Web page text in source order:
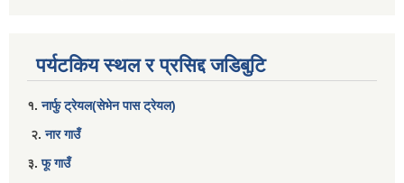
पर्यटकिय स्थल र प्रसिद्द जडिबुटि
१.नार्फु ट्रेयल(सेभेन पास ट्रेयल)
२.नार गाउँ
३.फू गाउँ